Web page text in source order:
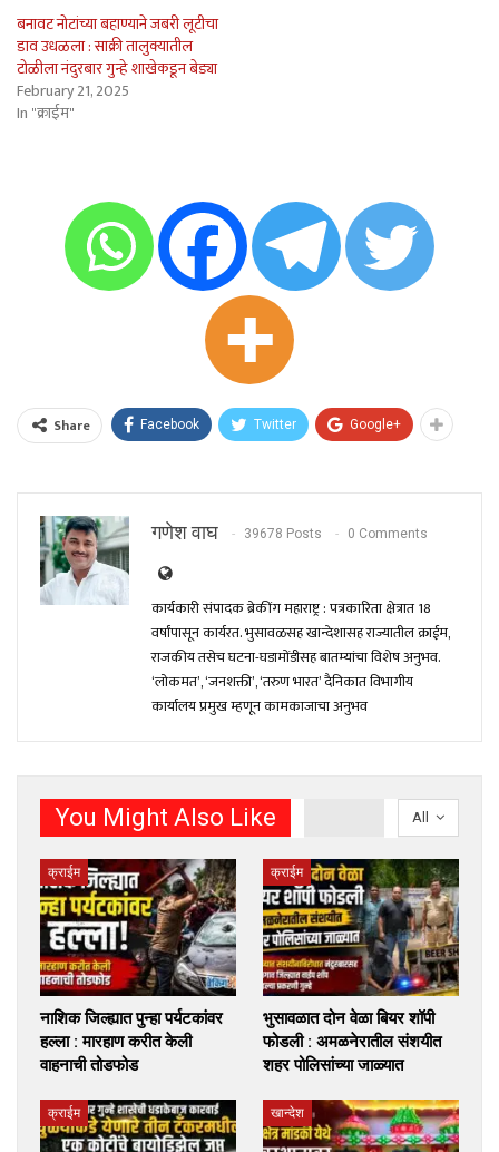
बनावट नोटांच्या बहाण्याने जबरी लूटीचा
डाव उधळला : साक्री तालुक्यातील
टोळीला नंदुरबार गुन्हे शाखेकडून बेड्या
February 21, 2025
In "क्राईम"
Share Facebook Twitter Google+
गणेश वाघ 39678 Posts 0 Comments
कार्यकारी संपादक ब्रेकींग महाराष्ट्र : पत्रकारिता क्षेत्रात 18
वर्षांपासून कार्यरत. भुसावळसह खान्देशासह राज्यातील क्राईम,
राजकीय तसेच घटना-घडामोंडीसह बातम्यांचा विशेष अनुभव.
‘लोकमत’, ‘जनशक्ती’, ‘तरुण भारत’ दैनिकात विभागीय
कार्यालय प्रमुख म्हणून कामकाजाचा अनुभव
All
You Might Also Like
क्राईम
नाशिक जिल्ह्यात पुन्हा पर्यटकांवर
हल्ला : मारहाण करीत केली
वाहनाची तोडफोड
क्राईम
भुसावळात दोन वेळा बियर शॉपी
फोडली : अमळनेरातील संशयीत
शहर पोलिसांच्या जाळ्यात
क्राईम खान्देश